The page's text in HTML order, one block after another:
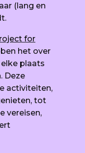
(lang en
for
het over
elke plaats
Deze
activiteiten,
tot
vereisen,